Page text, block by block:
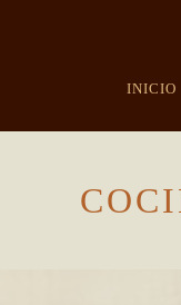
INICIO